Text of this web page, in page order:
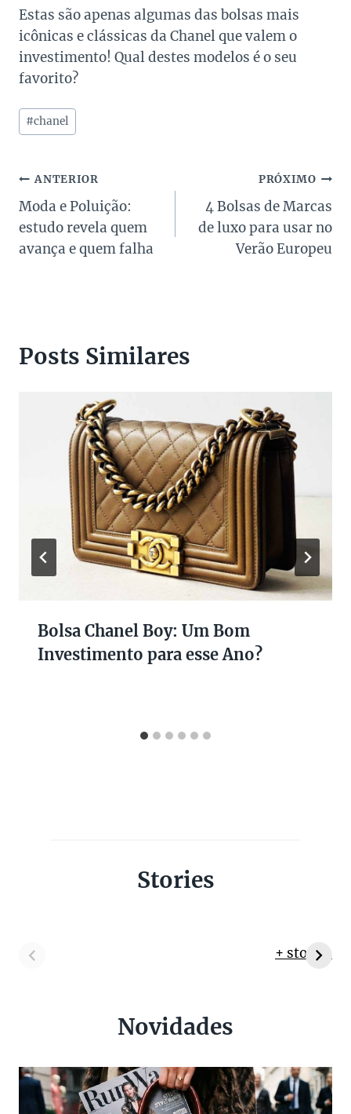
Estas são apenas algumas das bolsas mais
icônicas e clássicas da Chanel que valem o
investimento! Qual destes modelos é o seu
favorito?
Tags
do
#chanel
Navegação
de
Post
ANTERIOR
Moda e Poluição:
estudo revela quem
avança e quem falha
PRÓXIMO
4 Bolsas de Marcas
de luxo para usar no
Verão Europeu
Posts Similares
Bolsa Chanel Boy: Um Bom
Investimento para esse Ano?
Stories
+ stories
Novidades